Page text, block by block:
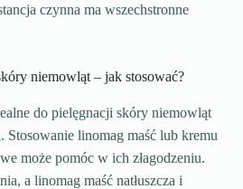
czynna ma wszechstronne
niemowląt – jak stosować?
do pielęgnacji skóry niemowląt
Stosowanie linomag maść lub kremu
może pomóc w ich złagodzeniu.
a linomag maść natłuszcza i